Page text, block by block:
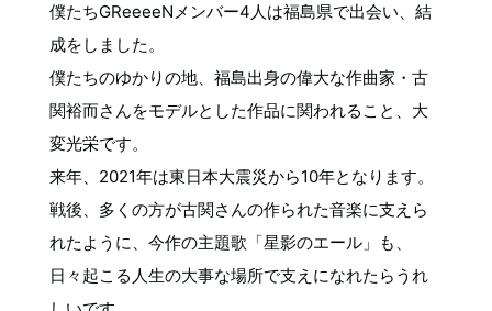
僕たちGReeeeNメンバー4人は福島県で出会い、結
成をしました。
僕たちのゆかりの地、福島出身の偉大な作曲家・古
関裕而さんをモデルとした作品に関われること、大
変光栄です。
来年、2021年は東日本大震災から10年となります。
戦後、多くの方が古関さんの作られた音楽に支えら
れたように、今作の主題歌「星影のエール」も、
日々起こる人生の大事な場所で支えになれたらうれ